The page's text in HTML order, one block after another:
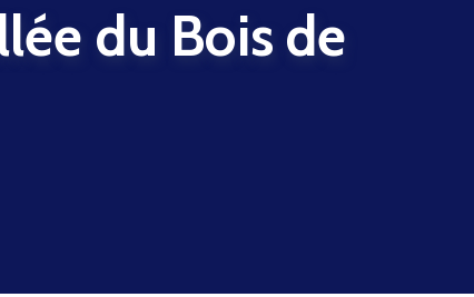
du Bois de